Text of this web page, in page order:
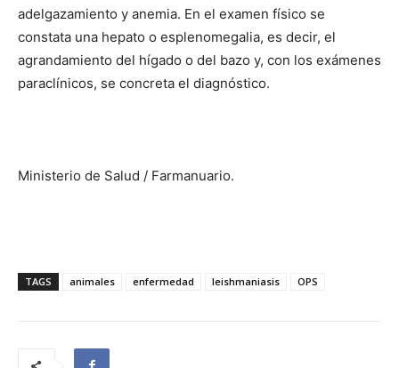
adelgazamiento y anemia. En el examen físico se
constata una hepato o esplenomegalia, es decir, el
agrandamiento del hígado o del bazo y, con los exámenes
paraclínicos, se concreta el diagnóstico.
Ministerio de Salud / Farmanuario.
TAGS animales enfermedad leishmaniasis OPS